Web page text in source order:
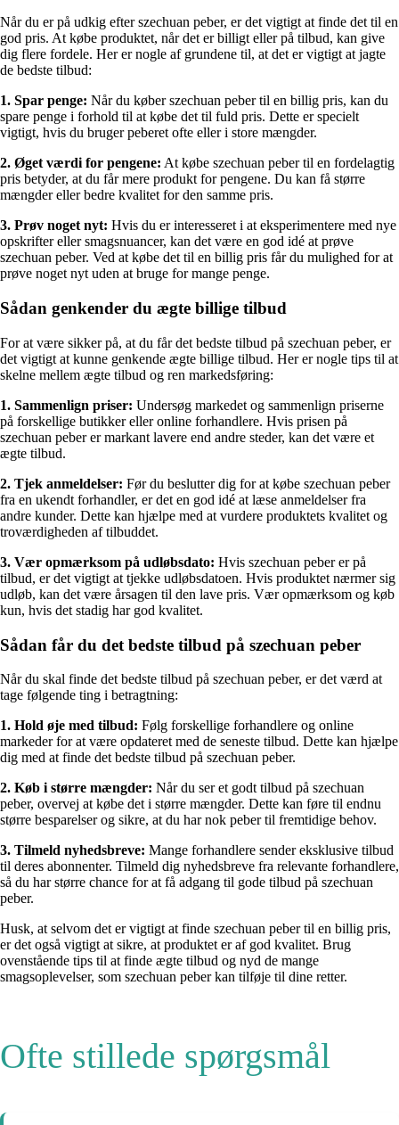
Når du er på udkig efter szechuan peber, er det vigtigt at finde det til en
god pris. At købe produktet, når det er billigt eller på tilbud, kan give
dig flere fordele. Her er nogle af grundene til, at det er vigtigt at jagte
de bedste tilbud:
1. Spar penge: Når du køber szechuan peber til en billig pris, kan du
spare penge i forhold til at købe det til fuld pris. Dette er specielt
vigtigt, hvis du bruger peberet ofte eller i store mængder.
2. Øget værdi for pengene: At købe szechuan peber til en fordelagtig
pris betyder, at du får mere produkt for pengene. Du kan få større
mængder eller bedre kvalitet for den samme pris.
3. Prøv noget nyt: Hvis du er interesseret i at eksperimentere med nye
opskrifter eller smagsnuancer, kan det være en god idé at prøve
szechuan peber. Ved at købe det til en billig pris får du mulighed for at
prøve noget nyt uden at bruge for mange penge.
Sådan genkender du ægte billige tilbud
For at være sikker på, at du får det bedste tilbud på szechuan peber, er
det vigtigt at kunne genkende ægte billige tilbud. Her er nogle tips til at
skelne mellem ægte tilbud og ren markedsføring:
1. Sammenlign priser: Undersøg markedet og sammenlign priserne
på forskellige butikker eller online forhandlere. Hvis prisen på
szechuan peber er markant lavere end andre steder, kan det være et
ægte tilbud.
2. Tjek anmeldelser: Før du beslutter dig for at købe szechuan peber
fra en ukendt forhandler, er det en god idé at læse anmeldelser fra
andre kunder. Dette kan hjælpe med at vurdere produktets kvalitet og
troværdigheden af tilbuddet.
3. Vær opmærksom på udløbsdato: Hvis szechuan peber er på
tilbud, er det vigtigt at tjekke udløbsdatoen. Hvis produktet nærmer sig
udløb, kan det være årsagen til den lave pris. Vær opmærksom og køb
kun, hvis det stadig har god kvalitet.
Sådan får du det bedste tilbud på szechuan peber
Når du skal finde det bedste tilbud på szechuan peber, er det værd at
tage følgende ting i betragtning:
1. Hold øje med tilbud: Følg forskellige forhandlere og online
markeder for at være opdateret med de seneste tilbud. Dette kan hjælpe
dig med at finde det bedste tilbud på szechuan peber.
2. Køb i større mængder: Når du ser et godt tilbud på szechuan
peber, overvej at købe det i større mængder. Dette kan føre til endnu
større besparelser og sikre, at du har nok peber til fremtidige behov.
3. Tilmeld nyhedsbreve: Mange forhandlere sender eksklusive tilbud
til deres abonnenter. Tilmeld dig nyhedsbreve fra relevante forhandlere,
så du har større chance for at få adgang til gode tilbud på szechuan
peber.
Husk, at selvom det er vigtigt at finde szechuan peber til en billig pris,
er det også vigtigt at sikre, at produktet er af god kvalitet. Brug
ovenstående tips til at finde ægte tilbud og nyd de mange
smagsoplevelser, som szechuan peber kan tilføje til dine retter.
Ofte stillede spørgsmål